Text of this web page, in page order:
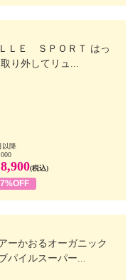
ＬＥ ＳＰＯＲＴ はっ
り外してリュ...
以降
(税込)
ーかおるオーガニック
パイルスーパー...